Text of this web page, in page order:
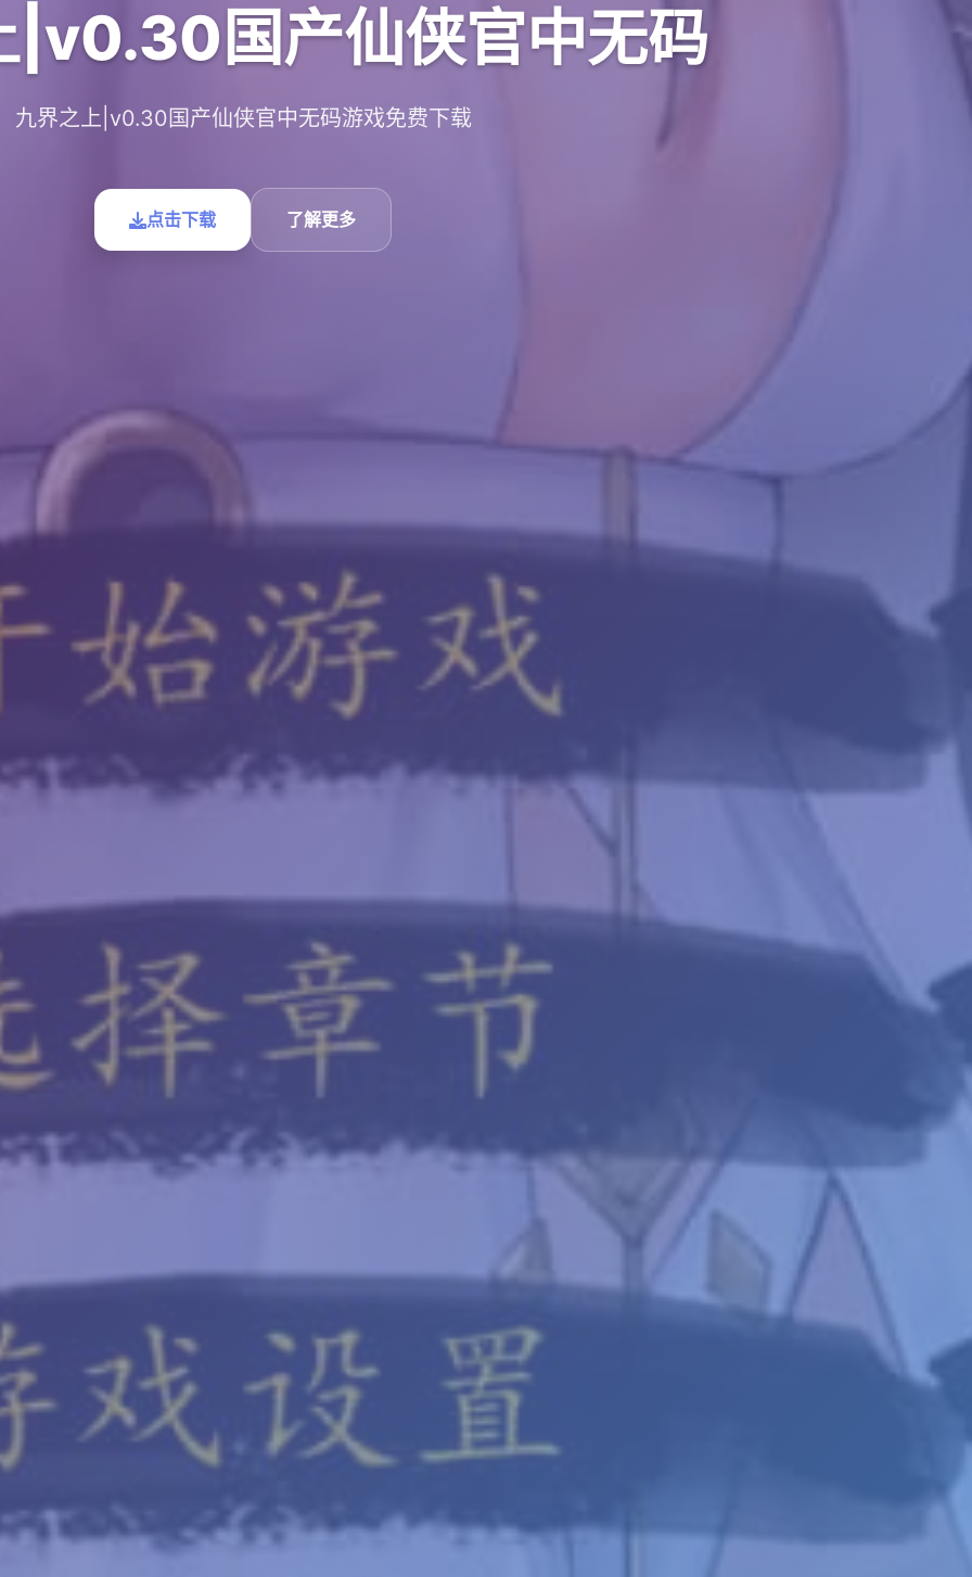
|v0.30国产仙侠官中无码
九界之上|v0.30国产仙侠官中无码游戏免费下载
点击下载 了解更多